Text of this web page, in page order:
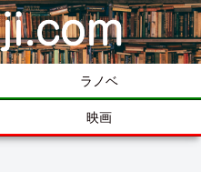
ラノベ
映画